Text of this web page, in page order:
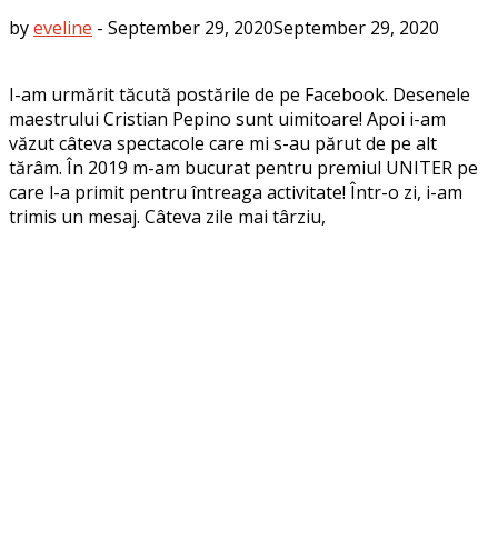
byeveline - September 29, 2020September 29, 2020
I-am urmărit tăcută postările de pe Facebook. Desenele
maestrului Cristian Pepino sunt uimitoare! Apoi i-am
văzut câteva spectacole care mi s-au părut de pe alt
tărâm. În 2019 m-am bucurat pentru premiul UNITER pe
care l-a primit pentru întreaga activitate! Într-o zi, i-am
trimis un mesaj. Câteva zile mai târziu,